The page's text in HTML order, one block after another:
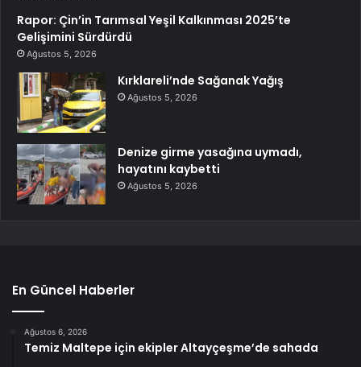
Rapor: Çin’in Tarımsal Yeşil Kalkınması 2025’te
Gelişimini Sürdürdü
Ağustos 5, 2026
Kırklareli’nde Sağanak Yağış
Ağustos 5, 2026
Denize girme yasağına uymadı,
hayatını kaybetti
Ağustos 5, 2026
En Güncel Haberler
Ağustos 6, 2026
Temiz Maltepe için ekipler Altayçeşme’de sahada